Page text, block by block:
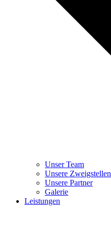
Unser Team
Unsere Zweigstellen
Unsere Partner
Galerie
Leistungen